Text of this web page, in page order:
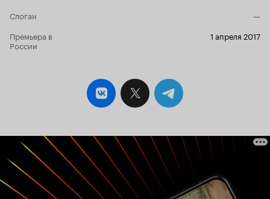
Слоган
—
Премьера в
России
1 апреля 2017